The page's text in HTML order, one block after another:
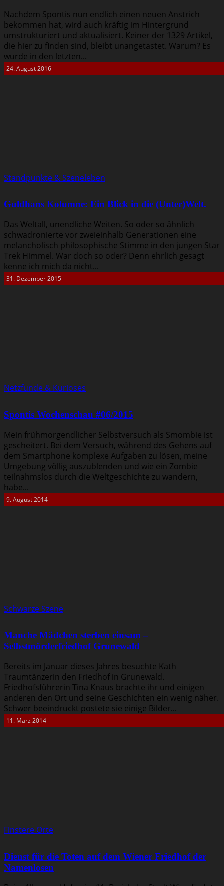
Nachdem Spontis nun endlich einen neuen Anstrich
bekommen hat, wird auch kräftig im Hintergrund
umstrukturiert und aktualisiert. Keiner der 1329 Artikel,
die hier zu finden sind, bleibt unangetastet. Warum? Es
wurde in den letzten...
24. August 2016
Standpunkte & Szeneleben
Guldhans Kolumne: Ein Blick in die (Unter)Welt.
Das Weltall, unendliche Weiten. So oder so ähnlich
schwadronierte vor zweieinhalb Generationen eine
melancholisch philosophische Stimme in den jungen Star
Trek Himmel. War doch so oder? Denn ehrlich gesagt
kenne ich mich da nicht...
31. Dezember 2015
Netzfunde & Kurioses
Spontis Wochenschau #06/2015
Mein frühmorgendlicher Selbstversuch als Smombie ist
gescheitert. Bei dem Versuch, während des Gehens auf
dem Smartphone komplexe Aufgaben zu lösen, meine
Umgebung völlig auszublenden und wie ein Zombie
teilnahmslos durch die Weltgeschichte zu wandern,
habe...
9. August 2014
Schwarze Szene
Manche Mädchen sterben einsam –
Selbstmörderfriedhof Grunewald
Bereits im Januar dieses Jahres besuchte Kath
Traumtänzerin den Friedhof in Grunewald.
Friedhofsführerin Tina Knaus brachte ihr und einigen
anderen den Ort und seine Geschichten ein wenig näher.
Schwer beeindruckt postete sie einige Bilder...
11. März 2014
Finstere Orte
Dienst für die Toten auf dem Wiener Friedhof der
Namenlosen